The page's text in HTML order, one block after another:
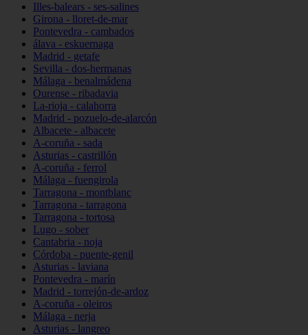
Illes-balears - ses-salines
Girona - lloret-de-mar
Pontevedra - cambados
álava - eskuernaga
Madrid - getafe
Sevilla - dos-hermanas
Málaga - benalmádena
Ourense - ribadavia
La-rioja - calahorra
Madrid - pozuelo-de-alarcón
Albacete - albacete
A-coruña - sada
Asturias - castrillón
A-coruña - ferrol
Málaga - fuengirola
Tarragona - montblanc
Tarragona - tarragona
Tarragona - tortosa
Lugo - sober
Cantabria - noja
Córdoba - puente-genil
Asturias - laviana
Pontevedra - marín
Madrid - torrejón-de-ardoz
A-coruña - oleiros
Málaga - nerja
Asturias - langreo